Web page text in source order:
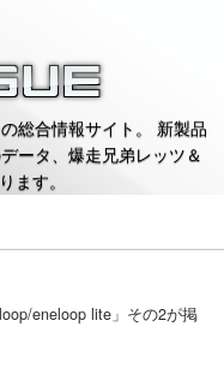
総合情報サイト。 新製品
ータ、爆走兄弟レッツ＆
ます。
eneloop lite」その2が掲